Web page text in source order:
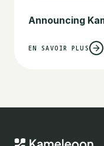
Announcing
EN SAVOIR PLUS